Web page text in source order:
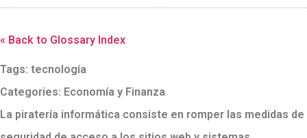
« Back to Glossary Index
Tags: tecnología
Categories: Economía y Finanza
La piratería informática consiste en romper las medidas de